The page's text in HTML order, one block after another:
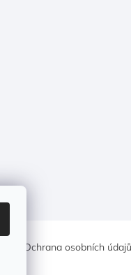
Ochrana osobních údajů